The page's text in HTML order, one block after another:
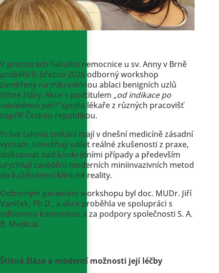
V prostorách Fakultní nemocnice u sv. Anny v Brně
proběhl 9. března 2026 odborný workshop
zaměřený na mikrovlnnou ablaci benigních uzlů
štítné žlázy. Akce s podtitulem „od indikace po
následnou péči“spojila lékaře z různých pracovišť
napříč Českou republikou.
Právě taková setkání mají v dnešní medicíně zásadní
význam. Umožňují sdílet reálné zkušenosti z praxe,
diskutovat nad konkrétními případy a především
urychlují zavádění moderních miniinvazivních metod
do každodenní klinické reality.
Odborným garantem workshopu byl doc. MUDr. Jiří
Vaníček, Ph.D., a akce proběhla ve spolupráci s
odbornou komunitou a za podpory společnosti S. A.
B. Medical.
Štítná žláza a moderní možnosti její léčby